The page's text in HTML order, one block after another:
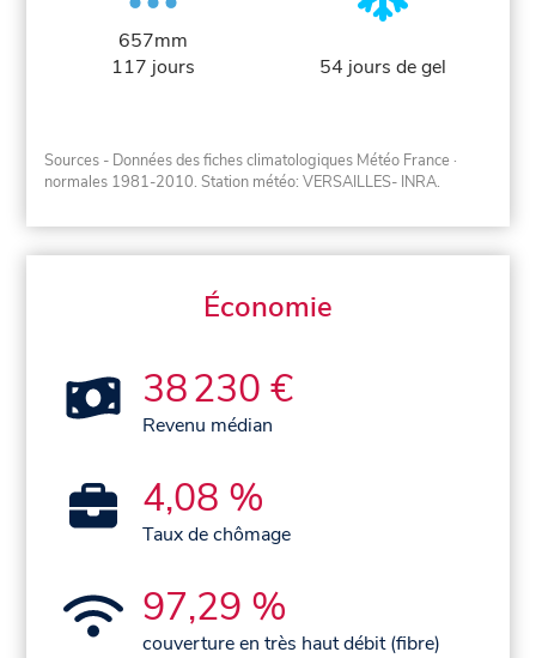
657mm
117 jours
54 jours de gel
Sources - Données des fiches climatologiques Météo France ·
normales 1981-2010. Station météo: VERSAILLES- INRA.
Économie
38 230 €
Revenu médian
4,08 %
Taux de chômage
97,29 %
couverture en très haut débit (fibre)